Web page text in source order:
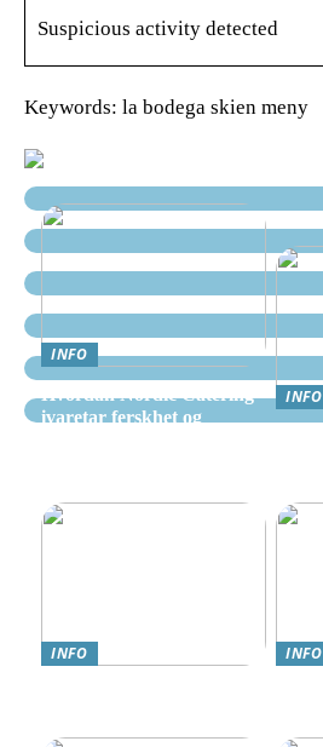
Suspicious activity detected
Keywords: la bodega skien meny
INFO
Hvordan Nordic Catering
ivaretar ferskhet og
INFO
INFO
INFO